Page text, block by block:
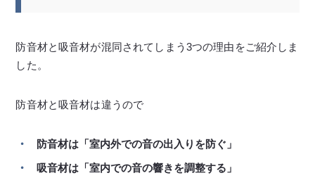
防音材と吸音材が混同されてしまう3つの理由をご紹介しま
した。
防音材と吸音材は違うので
防音材は「室内外での音の出入りを防ぐ」
吸音材は「室内での音の響きを調整する」